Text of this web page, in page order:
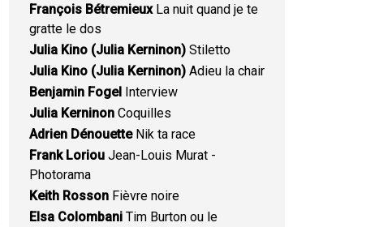
François BétremieuxLa nuit quand je te
gratte le dos
Julia Kino (Julia Kerninon) Stiletto
Julia Kino (Julia Kerninon) Adieu la chair
Benjamin Fogel Interview
Julia Kerninon Coquilles
Adrien DénouetteNik ta race
Frank Loriou Jean-Louis Murat -
Photorama
Keith Rosson Fièvre noire
Elsa Colombani Tim Burton ou le